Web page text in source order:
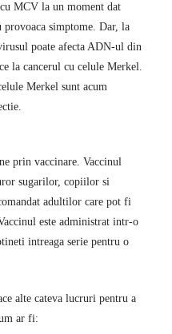
MCV la un moment dat
simptome. Dar, la
poate afecta ADN-ul din
la cancerul cu celule Merkel.
Merkel sunt acum
prin vaccinare. Vaccinul
sugarilor, copiilor si
adultilor care pot fi
este administrat intr-o
intreaga serie pentru o
alte cateva lucruri pentru a
ar fi: